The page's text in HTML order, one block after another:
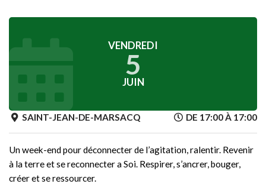
VENDREDI
5
JUIN
SAINT-JEAN-DE-MARSACQ DE 17:00 À 17:00
Un week-end pour déconnecter de l’agitation, ralentir. Revenir
à la terre et se reconnecter a Soi. Respirer, s’ancrer, bouger,
créer et se ressourcer.